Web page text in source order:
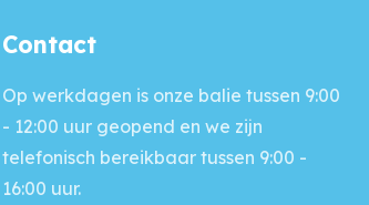
Contact
Op werkdagen is onze balie tussen 9:00
- 12:00 uur geopend en we zijn
telefonisch bereikbaar tussen 9:00 -
16:00 uur.